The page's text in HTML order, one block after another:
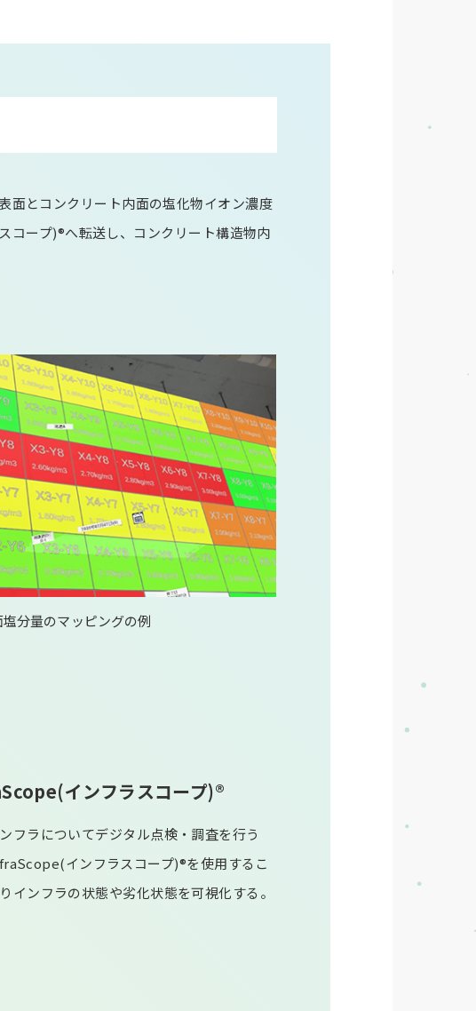
面とコンクリート内面の塩化物イオン濃度
ープ)®へ転送し、コンクリート構造物内
分量のマッピングの例
インフラスコープ)®
フラについてデジタル点検・調査を行う
インフラスコープ)®を使用するこ
インフラの状態や劣化状態を可視化する。